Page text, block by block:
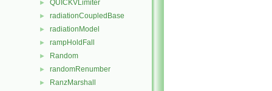
► QUICKVLimiter
► radiationCoupledBase
► radiationModel
► rampHoldFall
► Random
► randomRenumber
► RanzMarshall